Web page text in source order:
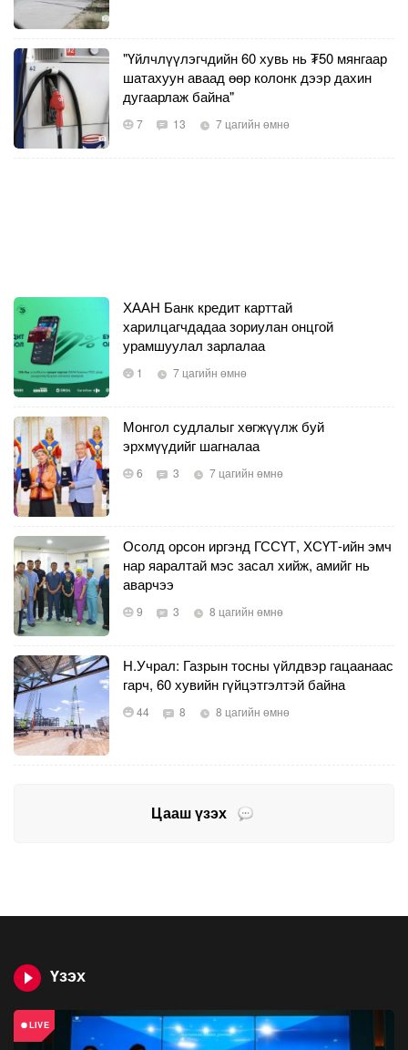
"Үйлчлүүлэгчдийн 60 хувь нь ₮50 мянгаар
шатахуун аваад өөр колонк дээр дахин
дугаарлаж байна"
7 13 7 цагийн өмнө
ХААН Банк кредит карттай
харилцагчдадаа зориулан онцгой
урамшуулал зарлалаа
1 7 цагийн өмнө
Монгол судлалыг хөгжүүлж буй
эрхмүүдийг шагналаа
6 3 7 цагийн өмнө
Осолд орсон иргэнд ГССҮТ, ХСҮТ-ийн эмч
нар яаралтай мэс засал хийж, амийг нь
аварчээ
9 3 8 цагийн өмнө
Н.Учрал: Газрын тосны үйлдвэр гацаанаас
гарч, 60 хувийн гүйцэтгэлтэй байна
44 8 8 цагийн өмнө
Цааш үзэх
Үзэх